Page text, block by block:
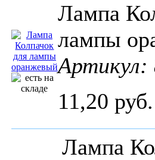
Лампа
лампы
Артикул:
11,20 руб.
Лампа